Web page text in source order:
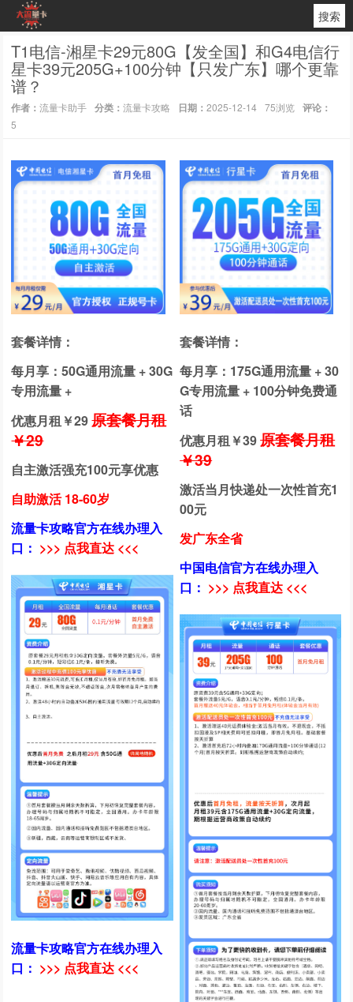
搜索
T1电信-湘星卡29元80G【发全国】和G4电信行
星卡39元205G+100分钟【只发广东】哪个更靠
谱？
作者：流量卡助手 分类：流量卡攻略 日期：2025-12-14 75浏览 评论：
5
套餐详情：
每月享：50G通用流量 + 30G
专用流量 +
优惠月租￥29原套餐月租
￥29
自主激活强充100元享优惠
自助激活 18-60岁
流量卡攻略官方在线办理入
口： >>> 点我直达 <<<
流量卡攻略官方在线办理入
口： >>> 点我直达 <<<
套餐详情：
每月享：175G通用流量 + 30
G专用流量 + 100分钟免费通
话
优惠月租￥39原套餐月租
￥39
激活当月快递处一次性首充1
00元
发广东全省
中国电信官方在线办理入
口： >>> 点我直达 <<<